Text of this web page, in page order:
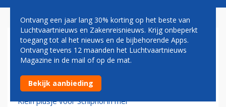
LUCHTHAVEN SCHIPHOL
Schiphol-beveiligers dreigen met acties deze zomer
18-06-2019 - 17:48
Klein plusje voor Schiphol in mei
Ontvang een jaar lang 30% korting op het beste van
Luchtvaartnieuws en Zakenreisnieuws. Krijg onbeperkt
toegang tot al het nieuws en de bijbehorende Apps.
Ontvang tevens 12 maanden het Luchtvaartnieuws
Magazine in de mail of op de mat.
Bekijk aanbieding